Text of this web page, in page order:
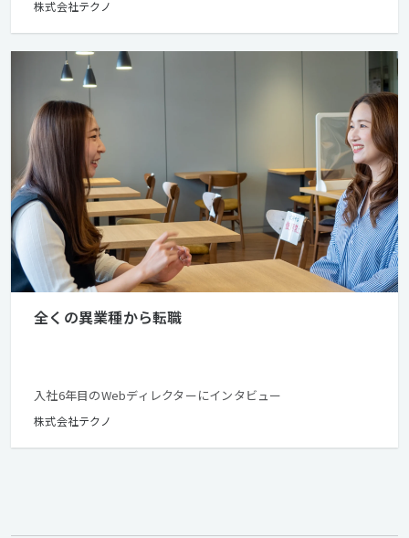
株式会社テクノ
全くの異業種から転職
入社6年目のWebディレクターにインタビュー
株式会社テクノ